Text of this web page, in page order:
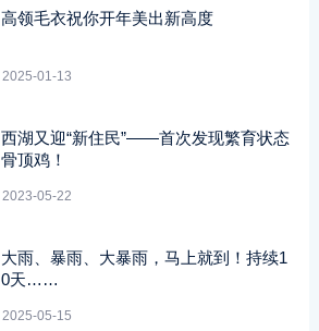
高领毛衣祝你开年美出新高度
2025-01-13
西湖又迎“新住民”——首次发现繁育状态
骨顶鸡！
2023-05-22
大雨、暴雨、大暴雨，马上就到！持续1
0天……
2025-05-15